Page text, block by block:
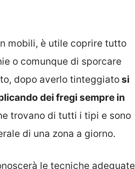
mobili, è utile coprire tutto
o comunque di sporcare
dopo averlo tinteggiatosi
dei fregi sempre in
trovano di tutti i tipi e sono
di una zona a giorno.
le tecniche adeguate